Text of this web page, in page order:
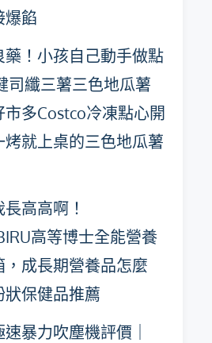
爆餡
藥！小孩自己動手做點
司纖三薯三色地瓜薯
市多Costco冷凍點心開
烤就上桌的三色地瓜薯
高高啊！
高等博士全能營養
，成長期營養品怎麼
狀保健品推薦
暴力吹塵機評價｜